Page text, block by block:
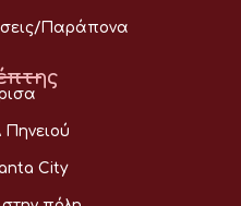
Παράπονα
City